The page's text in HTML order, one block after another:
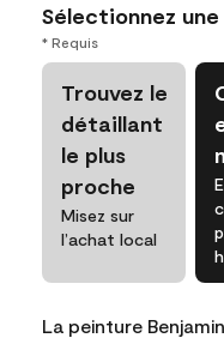
Sélectionnez
* Requis
Trouvez le
détaillant
le plus
proche
Misez sur
l’achat local
La peinture